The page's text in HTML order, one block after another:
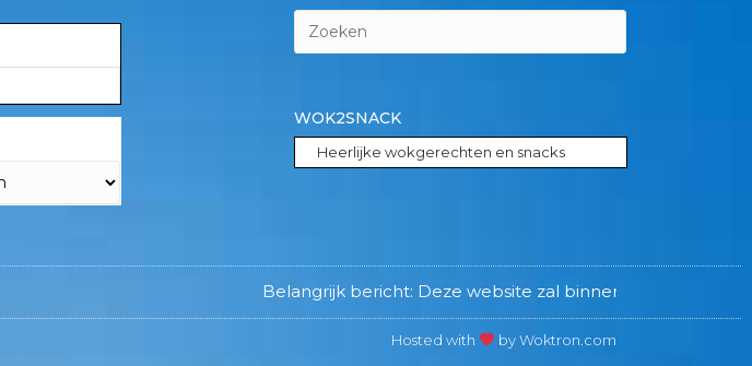
WOK2SNACK
Heerlijke wokgerechten en snacks
Belangrijk bericht: Deze website zal binnenkort worden
Hosted with by Woktron.com